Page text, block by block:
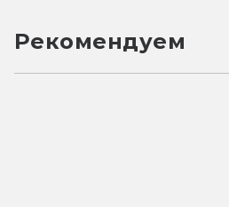
Рекомендуем